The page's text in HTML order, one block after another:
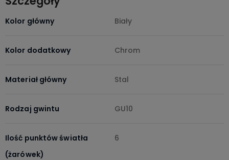
Kolor główny Biały
Kolor dodatkowy Chrom
Materiał główny Stal
Rodzaj gwintu GU10
Ilość punktów światła
(żarówek)
6